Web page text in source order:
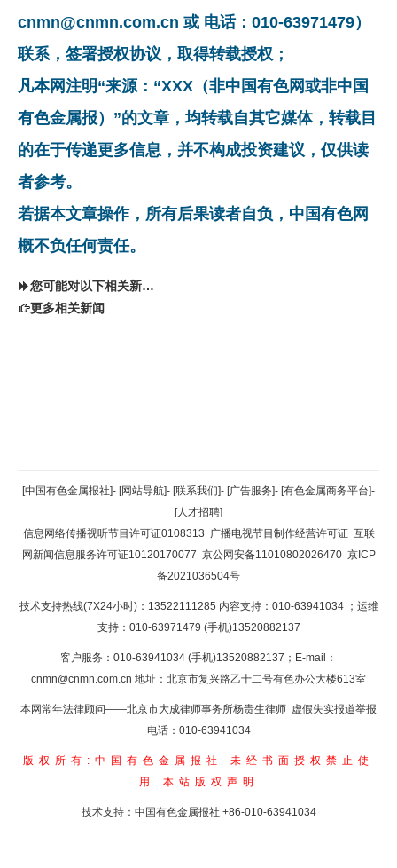
cnmn@cnmn.com.cn 或 电话：010-63971479）
联系，签署授权协议，取得转载授权；
凡本网注明“来源：“XXX（非中国有色网或非中国
有色金属报）”的文章，均转载自其它媒体，转载目
的在于传递更多信息，并不构成投资建议，仅供读
者参考。
若据本文章操作，所有后果读者自负，中国有色网
概不负任何责任。
您可能对以下相关新闻同样感兴趣
更多相关新闻
返回顶部
返回首页
[中国有色金属报社]- [网站导航]- [联系我们]- [广告服务]- [有色金属商务平台]-
[人才招聘]
信息网络传播视听节目许可证0108313 广播电视节目制作经营许可证 互联
网新闻信息服务许可证10120170077 京公网安备11010802026470 京ICP
备2021036504号
技术支持热线(7X24小时)：13522111285 内容支持：010-63941034 ；运维
支持：010-63971479 (手机)13520882137
客户服务：010-63941034 (手机)13520882137；E-mail：
cnmn@cnmn.com.cn 地址：北京市复兴路乙十二号有色办公大楼613室
本网常年法律顾问——北京市大成律师事务所杨贵生律师 虚假失实报道举报
电话：010-63941034
版权所有:中国有色金属报社
未经书面授权禁止使
用 本站版权声明
技术支持：中国有色金属报社 +86-010-63941034